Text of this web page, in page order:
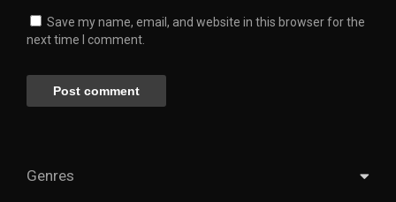
Save my name, email, and website in this browser for the
next time I comment.
Genres